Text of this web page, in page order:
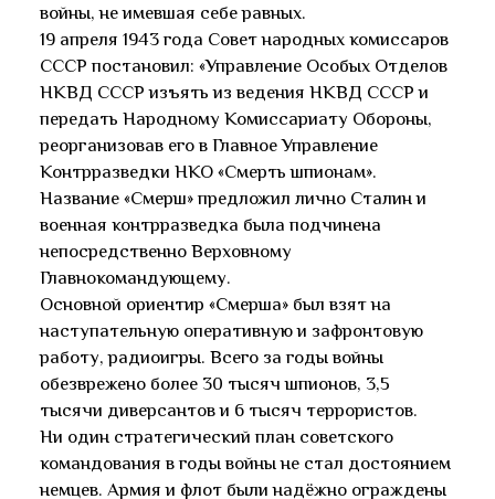
войны, не имевшая себе равных.
19 апреля 1943 года Совет народных комиссаров
СССР постановил: «Управление Особых Отделов
НКВД СССР изъять из ведения НКВД СССР и
передать Народному Комиссариату Обороны,
реорганизовав его в Главное Управление
Контрразведки НКО «Смерть шпионам».
Название «Смерш» предложил лично Сталин и
военная контрразведка была подчинена
непосредственно Верховному
Главнокомандующему.
Основной ориентир «Смерша» был взят на
наступательную оперативную и зафронтовую
работу, радиоигры. Всего за годы войны
обезврежено более 30 тысяч шпионов, 3,5
тысячи диверсантов и 6 тысяч террористов.
Ни один стратегический план советского
командования в годы войны не стал достоянием
немцев. Армия и флот были надёжно ограждены